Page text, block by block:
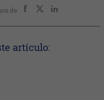
de
artículo: